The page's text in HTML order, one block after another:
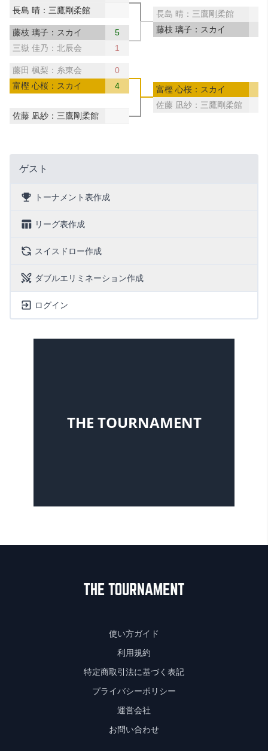
長島 晴：三鷹剛柔館
藤枝 璃子：スカイ
5
三嶽 佳乃：北辰会
1
藤田 楓梨：糸東会
0
富樫 心桜：スカイ
4
佐藤 凪紗：三鷹剛柔館
長島 晴：三鷹剛柔館
藤枝 璃子：スカイ
富樫 心桜：スカイ
佐藤 凪紗：三鷹剛柔館
ゲスト
トーナメント表作成
リーグ表作成
スイスドロー作成
ダブルエリミネーション作成
ログイン
THE TOURNAMENT
使い方ガイド
利用規約
特定商取引法に基づく表記
プライバシーポリシー
運営会社
お問い合わせ